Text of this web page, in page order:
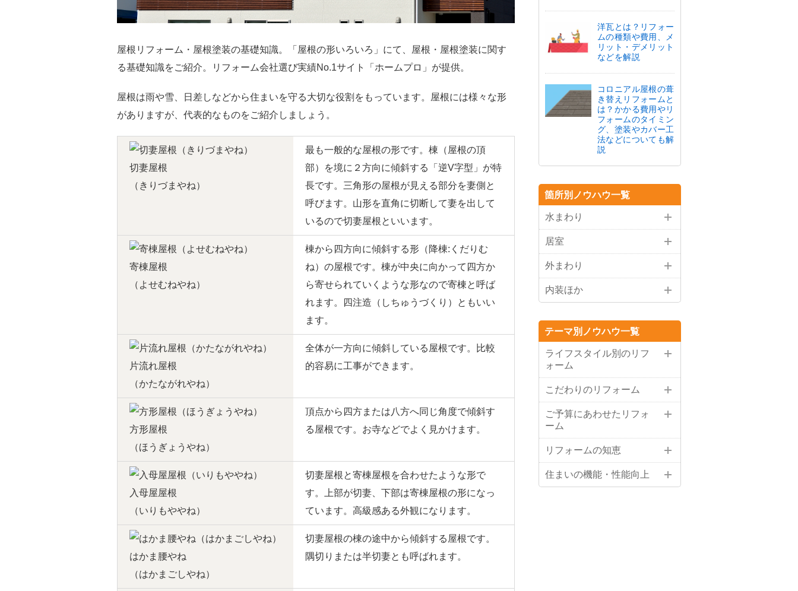
屋根リフォーム・屋根塗装の基礎知識。「屋根の形いろいろ」にて、屋根・屋根塗装に関す
る基礎知識をご紹介。リフォーム会社選び実績No.1サイト「ホームプロ」が提供。
屋根は雨や雪、日差しなどから住まいを守る大切な役割をもっています。屋根には様々な形
がありますが、代表的なものをご紹介しましょう。
切妻屋根
（きりづまやね）
最も一般的な屋根の形です。棟（屋根の頂
部）を境に２方向に傾斜する「逆V字型」が特
長です。三角形の屋根が見える部分を妻側と
呼びます。山形を直角に切断して妻を出して
いるので切妻屋根といいます。
寄棟屋根
（よせむねやね）
棟から四方向に傾斜する形（降棟:くだりむ
ね）の屋根です。棟が中央に向かって四方か
ら寄せられていくような形なので寄棟と呼ば
れます。四注造（しちゅうづくり）ともいい
ます。
片流れ屋根
（かたながれやね）
全体が一方向に傾斜している屋根です。比較
的容易に工事ができます。
方形屋根
（ほうぎょうやね）
頂点から四方または八方へ同じ角度で傾斜す
る屋根です。お寺などでよく見かけます。
入母屋屋根
（いりもややね）
切妻屋根と寄棟屋根を合わせたような形で
す。上部が切妻、下部は寄棟屋根の形になっ
ています。高級感ある外観になります。
はかま腰やね
（はかまごしやね）
切妻屋根の棟の途中から傾斜する屋根です。
隅切りまたは半切妻とも呼ばれます。
洋瓦とは？リフォー
ムの種類や費用、メ
リット・デメリット
などを解説
コロニアル屋根の葺
き替えリフォームと
は？かかる費用やリ
フォームのタイミン
グ、塗装やカバー工
法などについても解
説
箇所別ノウハウ一覧
水まわり
居室
外まわり
内装ほか
テーマ別ノウハウ一覧
ライフスタイル別のリフ
ォーム
こだわりのリフォーム
ご予算にあわせたリフォ
ーム
リフォームの知恵
住まいの機能・性能向上